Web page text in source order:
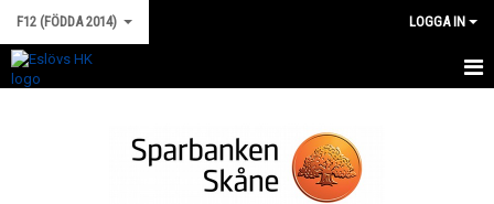
F12 (FÖDDA 2014) LOGGA IN